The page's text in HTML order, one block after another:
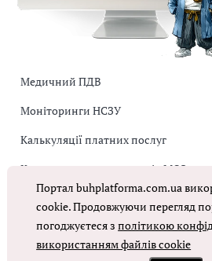
Медичний ПДВ
Моніторинги НСЗУ
Калькуляції платних послуг
Коригувальна накладна від МОЗ
Оплата праці в КНП
ОТРИМАТИ
Портал buhplatforma.com.ua
cookie. Продовжуючи перегляд
погоджуєтеся зполітикою
використанням файлів cookie